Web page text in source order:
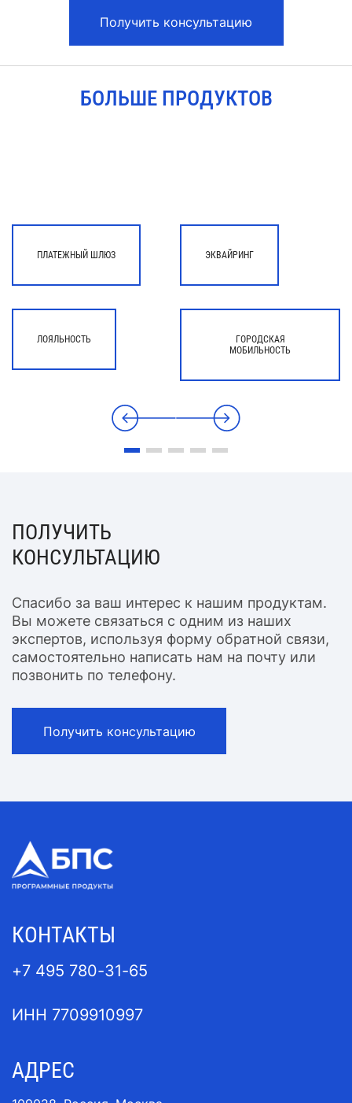
Получить консультацию
БОЛЬШЕ ПРОДУКТОВ
ПЛАТЕЖНЫЙ ШЛЮЗ
ЛОЯЛЬНОСТЬ
КРЕДИТНЫЕ ПРОДУКТЫ
ЭКВАЙРИНГ
ГОРОДСКАЯ
МОБИЛЬНОСТЬ
ЭМИССИЯ
ПОЛУЧИТЬ
КОНСУЛЬТАЦИЮ
Спасибо за ваш интерес к нашим продуктам.
Вы можете связаться с одним из наших
экспертов, используя форму обратной связи,
самостоятельно написать нам на почту или
позвонить по телефону.
Получить консультацию
КОНТАКТЫ
+7 495 780-31-65
ИНН 7709910997
АДРЕС